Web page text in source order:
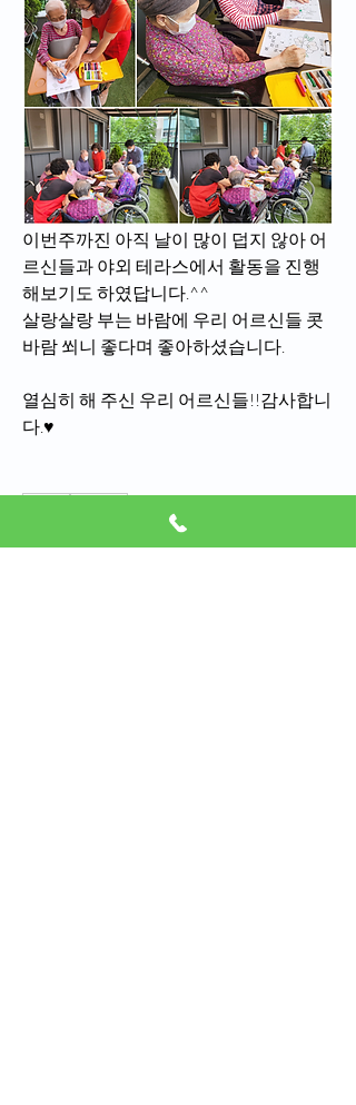
이번주까진 아직 날이 많이 덥지 않아 어
르신들과 야외 테라스에서 활동을 진행
해보기도 하였답니다.^^
살랑살랑 부는 바람에 우리 어르신들 콧
바람 쐬니 좋다며 좋아하셨습니다.
열심히 해 주신 우리 어르신들!!감사합니
다.♥